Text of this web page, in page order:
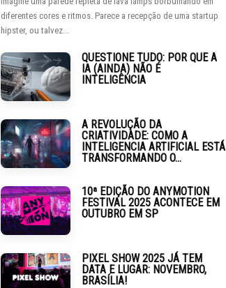
diferentes cores e ritmos. Parece a recepção de uma startup
hipster, ou talvez...
QUESTIONE TUDO: POR QUE A
IA (AINDA) NÃO É
INTELIGÊNCIA
A REVOLUÇÃO DA
CRIATIVIDADE: COMO A
INTELIGENCIA ARTIFICIAL ESTÁ
TRANSFORMANDO O...
10ª EDIÇÃO DO ANYMOTION
FESTIVAL 2025 ACONTECE EM
OUTUBRO EM SP
PIXEL SHOW 2025 JÁ TEM
DATA E LUGAR: NOVEMBRO,
BRASÍLIA!